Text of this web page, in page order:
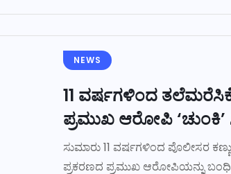
NEWS
11 ವರ್ಷಗಳಿಂದ
ಪ್ರಮುಖ ಆರೋಪಿ
ಸುಮಾರು 11 ವರ್ಷಗಳಿಂದ ಪೊಲೀಸರ
ಪ್ರಕರಣದ ಪ್ರಮುಖ ಆರೋಪಿಯನ್ನು